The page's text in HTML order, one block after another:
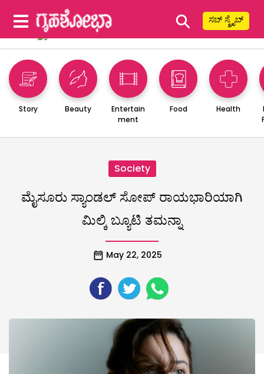
⚲ ಸಬ್ ಸ್ಕ್ರೈಬ್
Story Beauty
Entertain
ment
Food Health
Society
ಮೈಸೂರು ಸ್ಯಾಂಡಲ್ ಸೋಪ್‌ ರಾಯಭಾರಿಯಾಗಿ
ಮಿಲ್ಕಿ ಬ್ಯೂಟಿ ತಮನ್ನಾ
May 22, 2025